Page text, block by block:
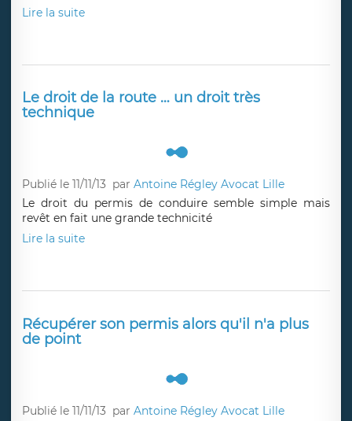
Lire la suite
Le droit de la route … un droit très
technique
Publié le 11/11/13 parAntoine Régley Avocat Lille
Le droit du permis de conduire semble simple mais
revêt en fait une grande technicité
Lire la suite
Récupérer son permis alors qu'il n'a plus
de point
Publié le 11/11/13 parAntoine Régley Avocat Lille